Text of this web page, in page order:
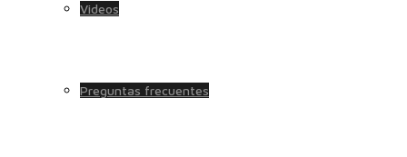
Videos
Preguntas frecuentes